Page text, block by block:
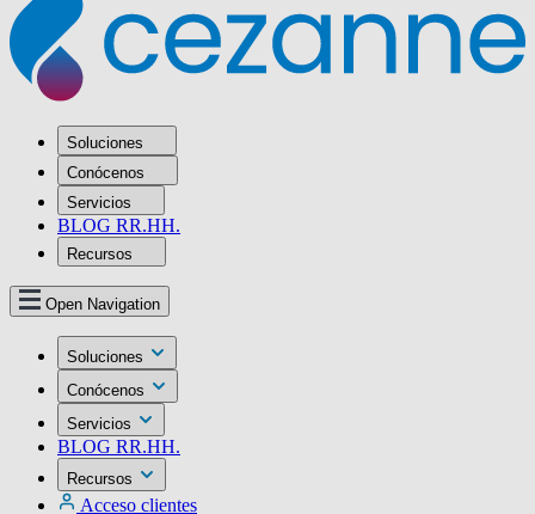
Soluciones
Conócenos
Servicios
BLOG RR.HH.
Recursos
Open Navigation
Soluciones
Conócenos
Servicios
BLOG RR.HH.
Recursos
Acceso clientes